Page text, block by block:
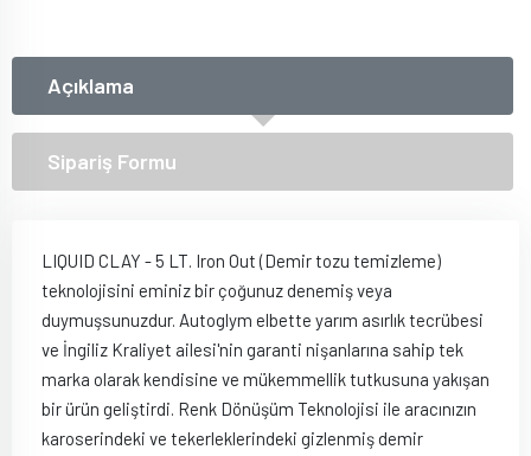
Açıklama
Sipariş Formu
LIQUID CLAY - 5 LT. Iron Out (Demir tozu temizleme)
teknolojisini eminiz bir çoğunuz denemiş veya
duymuşsunuzdur. Autoglym elbette yarım asırlık tecrübesi
ve İngiliz Kraliyet ailesi'nin garanti nişanlarına sahip tek
marka olarak kendisine ve mükemmellik tutkusuna yakışan
bir ürün geliştirdi. Renk Dönüşüm Teknolojisi ile aracınızın
karoserindeki ve tekerleklerindeki gizlenmiş demir